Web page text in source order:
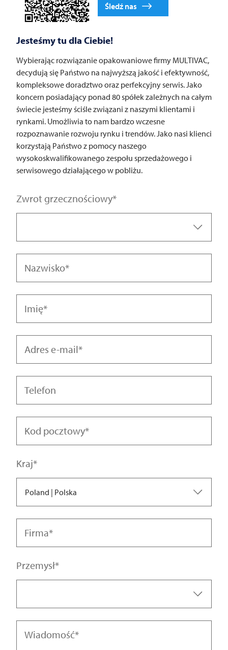
Śledź nas
Jesteśmy tu dla Ciebie!
Wybierając rozwiązanie opakowaniowe firmy MULTIVAC,
decydują się Państwo na najwyższą jakość i efektywność,
kompleksowe doradztwo oraz perfekcyjny serwis. Jako
koncern posiadający ponad 80 spółek zależnych na całym
świecie jesteśmy ściśle związani z naszymi klientami i
rynkami. Umożliwia to nam bardzo wczesne
rozpoznawanie rozwoju rynku i trendów. Jako nasi klienci
korzystają Państwo z pomocy naszego
wysokoskwalifikowanego zespołu sprzedażowego i
serwisowego działającego w pobliżu.
Zwrot grzecznościowy
Pani.
Nazwisko
Imię
Adres e-mail
Telefon
Kod pocztowy
Kraj
Poland | Polska
Albania | Shqipëria
Algeria | الجزائر
Argentina
Australia
Firma
Przemysł
Wiadomość